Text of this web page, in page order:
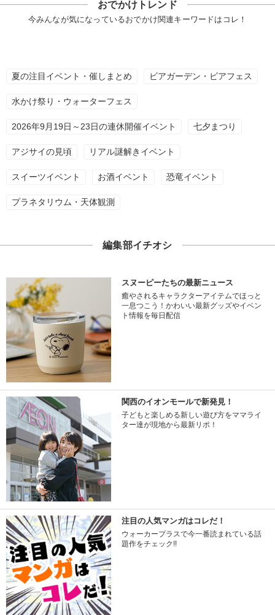
おでかけトレンド
今みんなが気になっているおでかけ関連キーワードはコレ！
夏の注目イベント・催しまとめ ビアガーデン・ビアフェス
水かけ祭り・ウォーターフェス
2026年9月19日～23日の連休開催イベント 七夕まつり
アジサイの見頃 リアル謎解きイベント
スイーツイベント お酒イベント 恐竜イベント
プラネタリウム・天体観測
編集部イチオシ
スヌーピーたちの最新ニュース
癒やされるキャラクターアイテムでほっと
一息つこう！かわいい最新グッズやイベン
ト情報を毎日配信
関西のイオンモールで新発見！
子どもと楽しめる新しい遊び方をママライ
ター達が現地から最新リポ！
注目の人気マンガはコレだ！
ウォーカープラスで今一番読まれている話
題作をチェック!!